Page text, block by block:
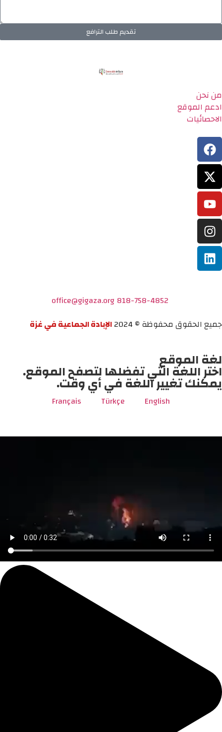
تقديم طلب الترافع
من نحن
ادعم الموقع
الاحصائيات
818-758-4852
office@gigaza.org
جميع الحقوق محفوظة © 2024
الإبادة الجماعية في غزة
لغة الموقع
اختر اللغة التي تفضلها لتصفح الموقع.
يمكنك تغيير اللغة في أي وقت.
English
Türkçe
Français